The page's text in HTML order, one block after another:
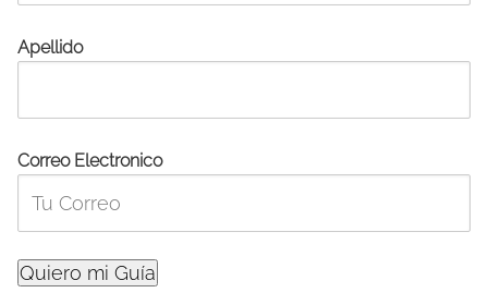
Apellido
Correo Electronico